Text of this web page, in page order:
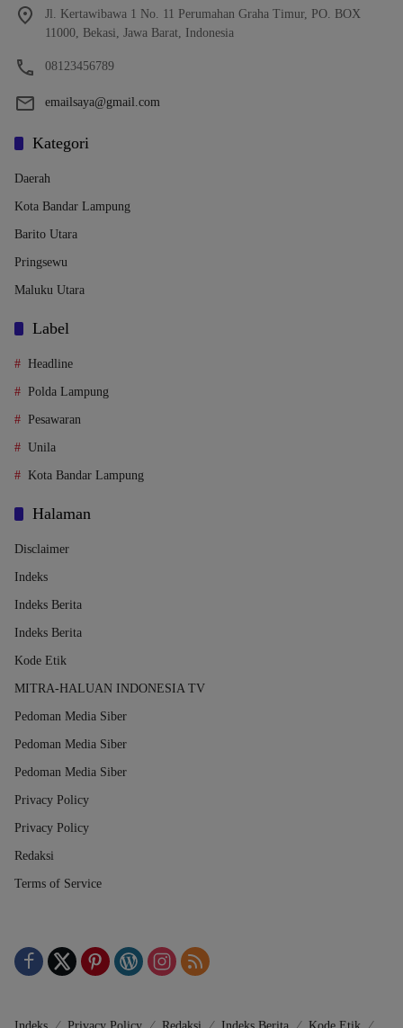
Jl. Kertawibawa 1 No. 11 Perumahan Graha Timur, PO. BOX
11000, Bekasi, Jawa Barat, Indonesia
08123456789
emailsaya@gmail.com
Kategori
Daerah
Kota Bandar Lampung
Barito Utara
Pringsewu
Maluku Utara
Label
Headline
Polda Lampung
Pesawaran
Unila
Kota Bandar Lampung
Halaman
Disclaimer
Indeks
Indeks Berita
Indeks Berita
Kode Etik
MITRA-HALUAN INDONESIA TV
Pedoman Media Siber
Pedoman Media Siber
Pedoman Media Siber
Privacy Policy
Privacy Policy
Redaksi
Terms of Service